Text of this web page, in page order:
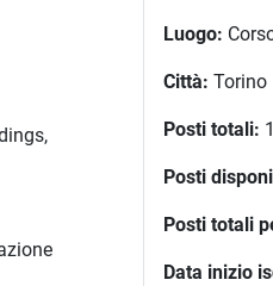
Luogo:
Città: Torino
Posti totali:
Posti
Posti totali
Data inizio